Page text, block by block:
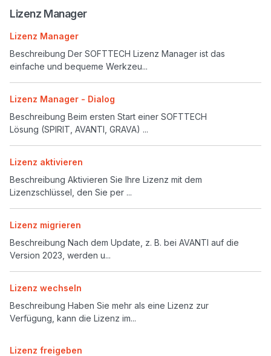
Lizenz Manager
Lizenz Manager
Beschreibung Der SOFTTECH Lizenz Manager ist das
einfache und bequeme Werkzeu...
Lizenz Manager - Dialog
Beschreibung Beim ersten Start einer SOFTTECH
Lösung (SPIRIT, AVANTI, GRAVA) ...
Lizenz aktivieren
Beschreibung Aktivieren Sie Ihre Lizenz mit dem
Lizenzschlüssel, den Sie per ...
Lizenz migrieren
Beschreibung Nach dem Update, z. B. bei AVANTI auf die
Version 2023, werden u...
Lizenz wechseln
Beschreibung Haben Sie mehr als eine Lizenz zur
Verfügung, kann die Lizenz im...
Lizenz freigeben